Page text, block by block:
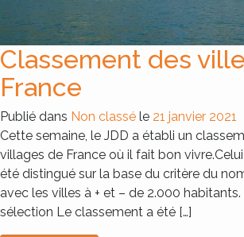
Classement des
France
Publié dans Non classé le 21 janvier 2021
Cette semaine, le JDD a établi un
villages de France où il fait bon
été distingué sur la base du critère du
avec les villes à + et – de 2.000
sélection Le classement a été […]